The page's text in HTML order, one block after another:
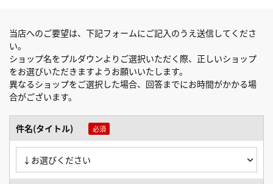
当店へのご要望は、下記フォームにご記入のうえ送信してくださ
い。
ショップ名をプルダウンよりご選択いただく際、正しいショップ
をお選びいただきますようお願いいたします。
異なるショップをご選択した場合、回答までにお時間がかかる場
合がございます。
件名(タイトル)